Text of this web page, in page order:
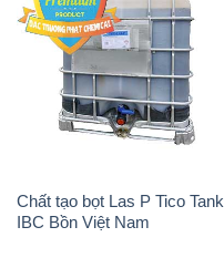
Chất tạo bọt Las P Tico Tank
IBC Bồn Việt Nam